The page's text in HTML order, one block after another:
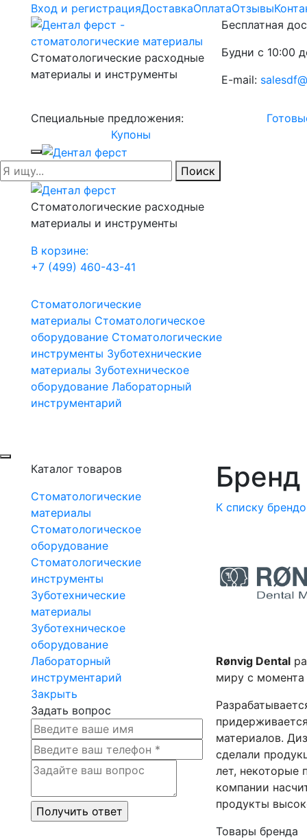
Вход и регистрацияДоставкаОплатаОтзывы
Стоматологические расходные
материалы и инструменты
Бесплатная
Будни с 10:00
E-mail:
Специальные предложения:
Купоны
Поиск
Стоматологические расходные
материалы и инструменты
В корзине:
+7 (499) 460-43-41
Стоматологические
материалы Стоматологическое
оборудование Стоматологические
инструменты Зуботехнические
материалы Зуботехническое
оборудование Лабораторный
инструментарий
Каталог товаров
Стоматологические
материалы
Стоматологическое
оборудование
Стоматологические
инструменты
Зуботехнические
материалы
Зуботехническое
оборудование
Лабораторный
инструментарий
Закрыть
Задать вопрос
К списку
Rønvig Dental
миру с момента
материалов.
сделали
лет, некоторые
компании
продукты
Товары бренда